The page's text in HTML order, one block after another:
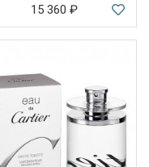
15 360 ₽